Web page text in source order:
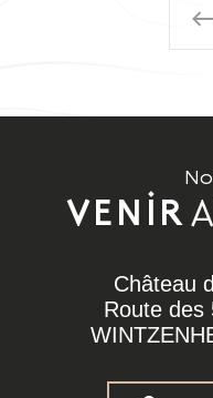
VENIR
Château
Route des